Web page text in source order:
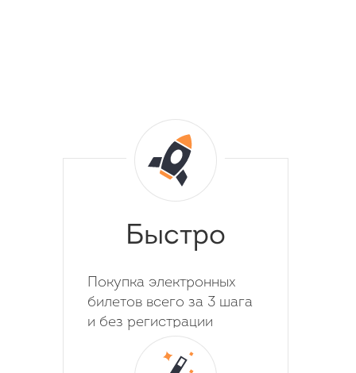
Быстро
Покупка электронных
билетов всего за 3 шага
и без регистрации